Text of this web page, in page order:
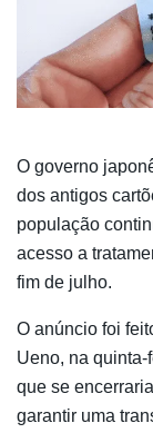
O governo
dos antigos
população
acesso a
fim de julho.
O anúncio foi
Ueno, na quinta-
que se
garantir uma